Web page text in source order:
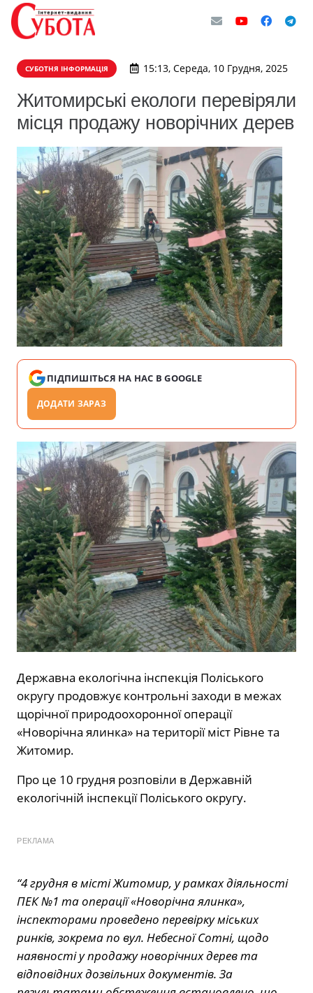
СУБОТНЯ ІНФОРМАЦІЯ 15:13, Середа, 10 Грудня, 2025
Житомирські екологи перевіряли
місця продажу новорічних дерев
ПІДПИШІТЬСЯ НА НАС В GOOGLE
ДОДАТИ ЗАРАЗ
Державна екологічна інспекція Поліського
округу продовжує контрольні заходи в межах
щорічної природоохоронної операції
«Новорічна ялинка» на території міст Рівне та
Житомир.
Про це 10 грудня розповіли в Державній
екологічній інспекції Поліського округу.
РЕКЛАМА
“4 грудня в місті Житомир, у рамках діяльності
ПЕК №1 та операції «Новорічна ялинка»,
інспекторами проведено перевірку міських
ринків, зокрема по вул. Небесної Сотні, щодо
наявності у продажу новорічних дерев та
відповідних дозвільних документів. За